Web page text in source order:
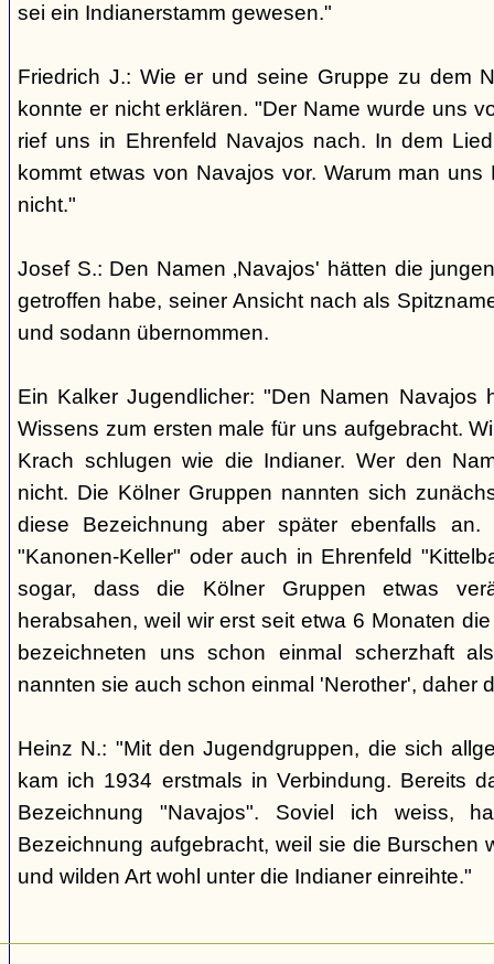
sei ein Indianerstamm gewesen."
Friedrich J.: Wie er und seine Gruppe zu dem
konnte er nicht erklären. "Der Name wurde uns
rief uns in Ehrenfeld Navajos nach. In dem
kommt etwas von Navajos vor. Warum man
nicht."
Josef S.: Den Namen ‚Navajos' hätten die
getroffen habe, seiner Ansicht nach als
und sodann übernommen.
Ein Kalker Jugendlicher: "Den Namen Navajos
Wissens zum ersten male für uns aufgebracht.
Krach schlugen wie die Indianer. Wer den
nicht. Die Kölner Gruppen nannten sich
diese Bezeichnung aber später ebenfalls
"Kanonen-Keller" oder auch in Ehrenfeld
sogar, dass die Kölner Gruppen etwas
herabsahen, weil wir erst seit etwa 6 Monaten
bezeichneten uns schon einmal scherzhaft
nannten sie auch schon einmal 'Nerother', daher
Heinz N.: "Mit den Jugendgruppen, die sich
kam ich 1934 erstmals in Verbindung. Bereits
Bezeichnung "Navajos". Soviel ich weiss,
Bezeichnung aufgebracht, weil sie die Burschen
und wilden Art wohl unter die Indianer einreihte."